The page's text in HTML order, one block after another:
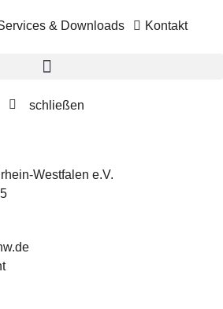
& Downloads Kontakt
schließen
Westfalen e.V.